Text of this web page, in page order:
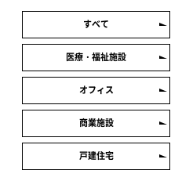
すべて
医療・福祉施設
オフィス
商業施設
戸建住宅